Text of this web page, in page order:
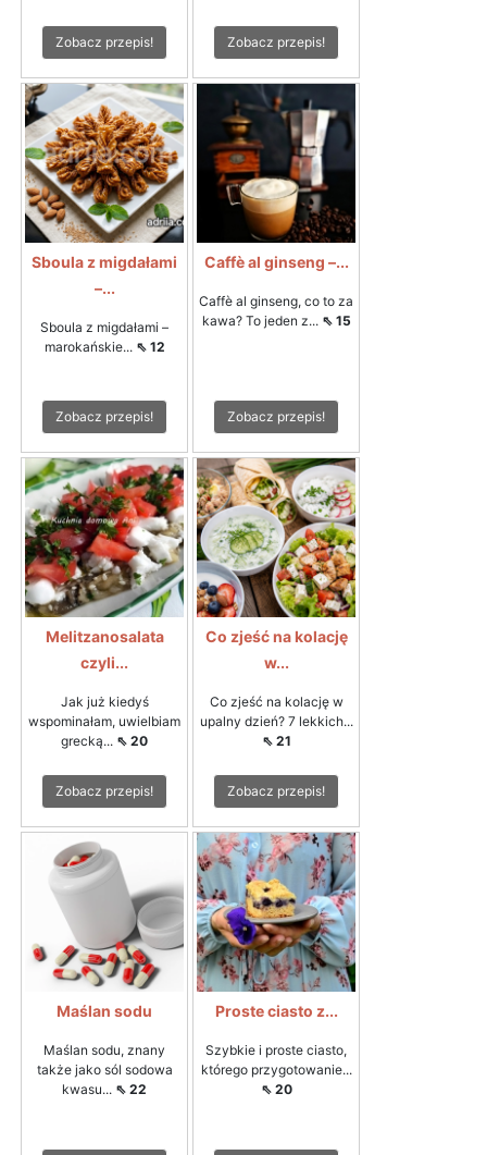
Zobacz przepis! Zobacz przepis!
Sboula z migdałami
–...
Sboula z migdałami –
marokańskie... ⇖ 12
Zobacz przepis!
Caffè al ginseng –...
Caffè al ginseng, co to za
kawa? To jeden z... ⇖ 15
Zobacz przepis!
Melitzanosalata
czyli...
Jak już kiedyś
wspominałam, uwielbiam
grecką... ⇖ 20
Zobacz przepis!
Co zjeść na kolację
w...
Co zjeść na kolację w
upalny dzień? 7 lekkich...
⇖ 21
Zobacz przepis!
Maślan sodu
Maślan sodu, znany
także jako sól sodowa
kwasu... ⇖ 22
Proste ciasto z...
Szybkie i proste ciasto,
którego przygotowanie...
⇖ 20